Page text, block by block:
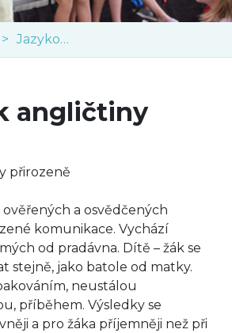
Jazykové
angličtiny
přirozeně
a osvědčených
komunikace. Vychází
od pradávna. Dítě – žák se
stejně, jako batole od matky.
neustálou
příběhem. Výsledky se
a pro žáka příjemněji než při